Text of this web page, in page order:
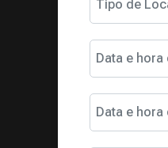
Tipo de
Data e
Data e